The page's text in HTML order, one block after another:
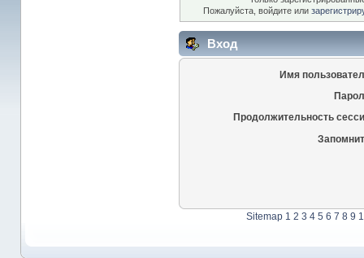
Пожалуйста, войдите или
Вход
Имя
Продолжительность
Sitemap 1 2 3 4 5 6 7 8 9